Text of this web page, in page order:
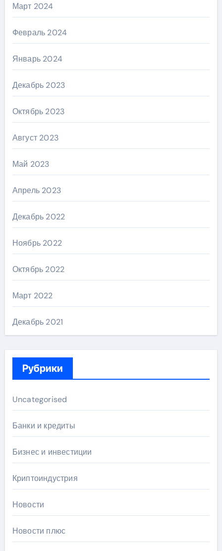
Март 2024
Февраль 2024
Январь 2024
Декабрь 2023
Октябрь 2023
Август 2023
Май 2023
Апрель 2023
Декабрь 2022
Ноябрь 2022
Октябрь 2022
Март 2022
Декабрь 2021
Рубрики
Uncategorised
Банки и кредиты
Бизнес и инвестиции
Криптоиндустрия
Новости
Новости плюс